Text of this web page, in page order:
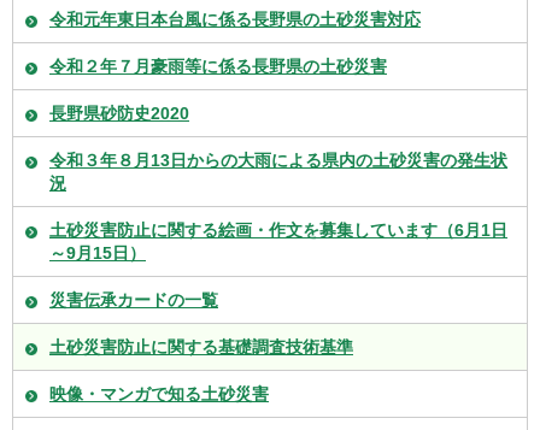
令和元年東日本台風に係る長野県の土砂災害対応
令和２年７月豪雨等に係る長野県の土砂災害
長野県砂防史2020
令和３年８月13日からの大雨による県内の土砂災害の発生状
況
土砂災害防止に関する絵画・作文を募集しています（6月1日
～9月15日）
災害伝承カードの一覧
土砂災害防止に関する基礎調査技術基準
映像・マンガで知る土砂災害